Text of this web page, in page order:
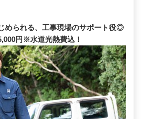
められる、工事現場のサポート役◎
円※水道光熱費込！